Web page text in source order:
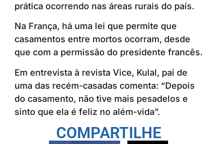
prática ocorrendo nas áreas rurais do país.
Na França, há uma lei que permite que
casamentos entre mortos ocorram, desde
que com a permissão do presidente francês.
Em entrevista à revista Vice, Kulal, pai de
uma das recém-casadas comenta: “Depois
do casamento, não tive mais pesadelos e
sinto que ela é feliz no além-vida”.
COMPARTILHE